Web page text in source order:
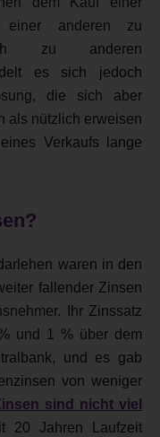
einer anderen zu
zu anderen
es sich jedoch
die sich aber
als nützlich erweisen
Verkaufs lange
waren in den
fallender Zinsen
Ihr Zinssatz
und 1 % über dem
und es gab
von weniger
sind nicht viel
20 Jahren Laufzeit